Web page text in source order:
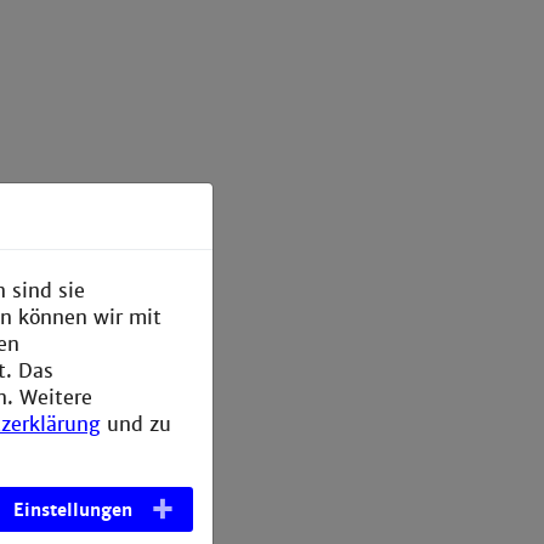
sind sie
können wir mit
Das
Weitere
und zu
Einstellungen